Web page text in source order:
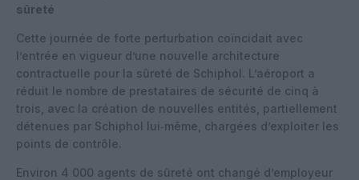
sûreté
Cette journée de forte perturbation coïncidait avec
l’entrée en vigueur d’une nouvelle architecture
contractuelle pour la sûreté de Schiphol. L’aéroport a
réduit le nombre de prestataires de sécurité de cinq à
trois, avec la création de nouvelles entités, partiellement
détenues par Schiphol lui‑même, chargées d’exploiter les
points de contrôle.
Environ 4 000 agents de sûreté ont changé d’employeur